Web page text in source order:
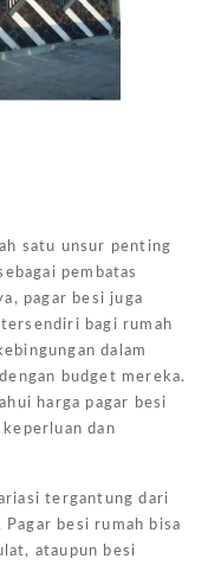
satu unsur penting
pembatas
pagar besi juga
tersendiri bagi rumah
dalam
budget mereka.
harga pagar besi
keperluan dan
tergantung dari
besi rumah bisa
ataupun besi